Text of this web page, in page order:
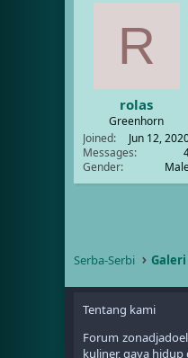
R
rolas
Greenhorn
Joined
Jun 12,
Messages
Gender
Serba-Serbi
Tentang kami
Forum
kuliner, gaya